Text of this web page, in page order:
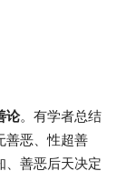
论。有学者总结
善恶、性超善
、善恶后天决定